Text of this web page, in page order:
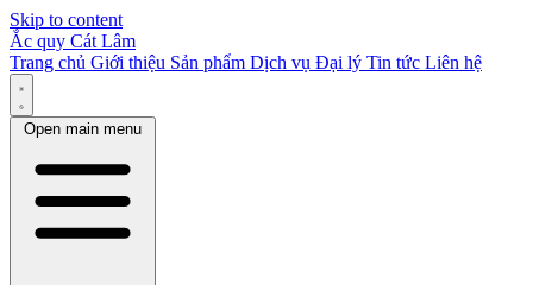
Skip to content
Ắc quy Cát Lâm
Trang chủ Giới thiệu Sản phẩm Dịch vụ Đại lý Tin tức Liên hệ
Open main menu